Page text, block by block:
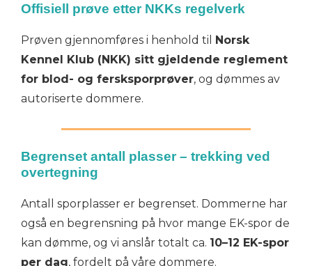
Offisiell prøve etter NKKs regelverk
Prøven gjennomføres i henhold til Norsk
Kennel Klub (NKK) sitt gjeldende reglement
for blod- og fersksporprøver, og dømmes av
autoriserte dommere.
Begrenset antall plasser – trekking ved
overtegning
Antall sporplasser er begrenset. Dommerne har
også en begrensning på hvor mange EK-spor de
kan dømme, og vi anslår totalt ca. 10–12 EK-spor
per dag, fordelt på våre dommere.